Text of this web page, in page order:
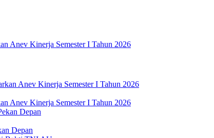
Anev Kinerja Semester I Tahun 2026
Anev Kinerja Semester I Tahun 2026
Depan